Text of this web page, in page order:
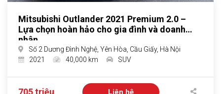
Mitsubishi Outlander 2021 Premium 2.0 –
Lựa chọn hoàn hảo cho gia đình và doanh
nhân
Số 2 Dương Đình Nghệ, Yên Hòa, Cầu Giấy, Hà Nội
2021
40,000 km SUV
705 triệu Liên hệ